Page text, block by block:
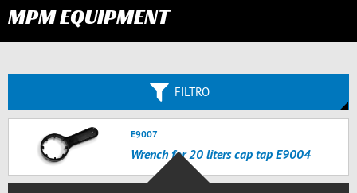
MPM EQUIPMENT
FILTRO
E9007
Wrench for 20 liters cap tap E9004